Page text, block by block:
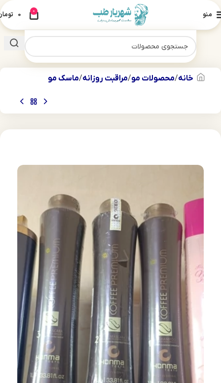
منو 0
0
خانه محصولات مو مراقبت روزانه ماسک مو